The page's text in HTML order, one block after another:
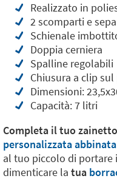
Realizzato in
2 scomparti e
Schienale
Doppia cerniera
Spalline regolabili
Chiusura a clip
Dimensioni:
Capacità: 7 litri
Completa il tuo zainetto
personalizzata abbinata
al tuo piccolo di portare
dimenticare la tua